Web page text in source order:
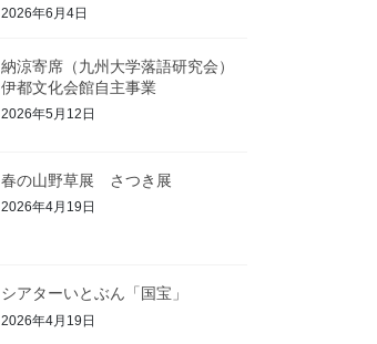
2026年6月4日
納涼寄席（九州大学落語研究会）
伊都文化会館自主事業
2026年5月12日
春の山野草展 さつき展
2026年4月19日
シアターいとぶん「国宝」
2026年4月19日